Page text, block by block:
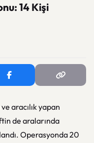
14 Kişi
aracılık yapan
de aralarında
Operasyonda 20